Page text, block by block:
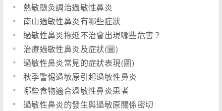
熱敏懸灸調治過敏性鼻炎
南山過敏性鼻炎有哪些症狀
過敏性鼻炎拖延不治會出現哪些危害？
治療過敏性鼻炎及症狀(圖)
過敏性鼻炎常見的症狀表現(圖)
秋季警惕過敏原引起過敏性鼻炎
哪些食物適合過敏性鼻炎患者
過敏性鼻炎的發生與過敏原關係密切